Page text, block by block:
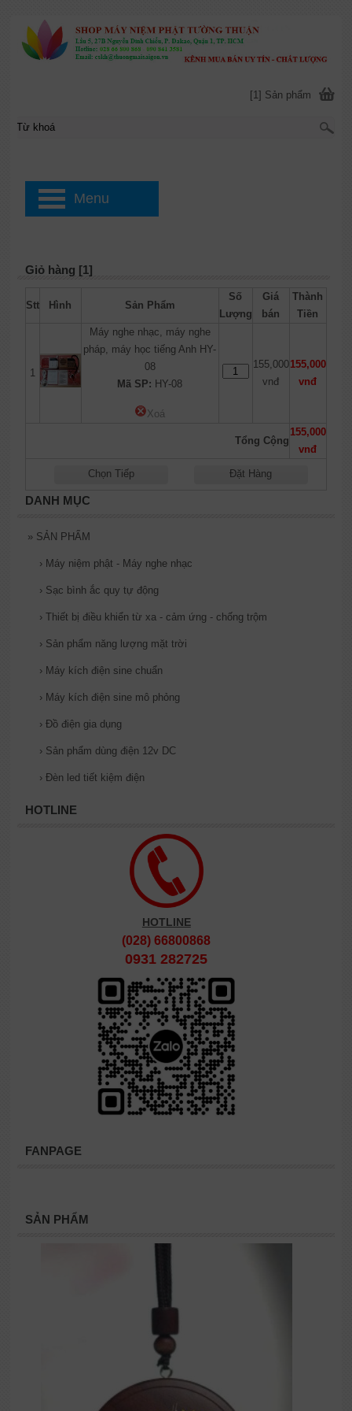
Giỏ hàng [1]
Stt Hình Sản Phẩm
Số
Lượng
Giá
bán
Thành
Tiền
1
Máy nghe nhạc, máy nghe
pháp, máy học tiếng Anh HY-
08
Mã SP: HY-08
Xoá
155,000
vnđ
155,000
vnđ
Tổng Cộng
155,000
vnđ
Đặt Hàng
Chọn Tiếp
DANH MỤC
» SẢN PHẨM
› Máy niệm phật - Máy nghe nhạc
› Sạc bình ắc quy tự động
› Thiết bị điều khiển từ xa - cảm ứng - chống trộm
› Sản phẩm năng lượng mặt trời
› Máy kích điện sine chuẩn
› Máy kích điện sine mô phỏng
› Đồ điện gia dụng
› Sản phẩm dùng điện 12v DC
› Đèn led tiết kiệm điện
HOTLINE
HOTLINE
(028) 66800868
0931 282725
FANPAGE
SẢN PHẨM
[1] Sản phẩm
Menu